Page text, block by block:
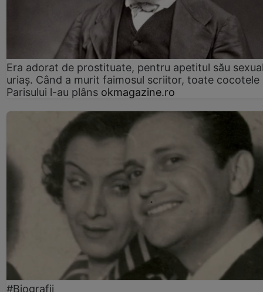
Era adorat de prostituate, pentru apetitul său
uriaș. Când a murit faimosul scriitor, toate cocotele
Parisului l-au plâns okmagazine.ro
#Biografii